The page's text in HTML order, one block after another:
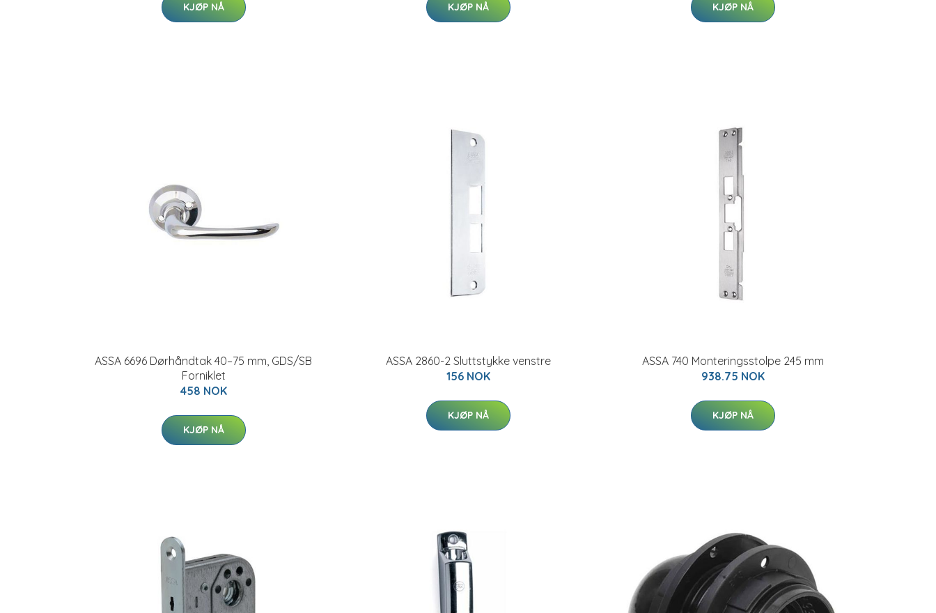
KJØP NÅ KJØP NÅ KJØP NÅ
ASSA 6696 Dørhåndtak 40–75 mm, GDS/SB
Forniklet
458 NOK
KJØP NÅ
ASSA 2860-2 Sluttstykke venstre
156 NOK
KJØP NÅ
ASSA 740 Monteringsstolpe 245 mm
938.75 NOK
KJØP NÅ